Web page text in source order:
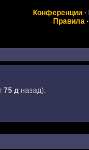
Конференции·
Правила ·
75 дназад).